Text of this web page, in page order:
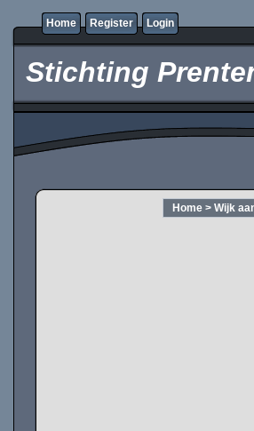
Home Register Login
Stichting
Home > Wijk